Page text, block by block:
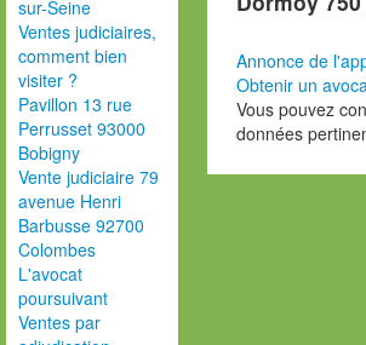
sur-Seine
Ventes judiciaires,
comment bien
visiter ?
Pavillon 13 rue
Perrusset 93000
Bobigny
Vente judiciaire 79
avenue Henri
Barbusse 92700
Colombes
L'avocat
poursuivant
Ventes par
Annonce de
Obtenir un
Vous pouvez
données